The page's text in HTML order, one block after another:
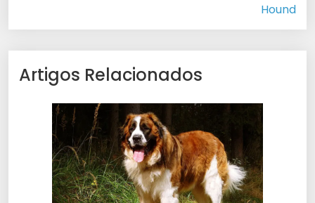
Hound
Artigos Relacionados